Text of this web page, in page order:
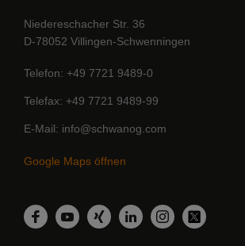
Niedereschacher Str. 36
D-78052 Villingen-Schwenningen
Telefon +49 7721 9489-0
Telefax +49 7721 9489-99
E-Mail info@schwanog.com
Google Maps öffnen
Facebook
YouTubeXing LinkedInInstagram
Twitter